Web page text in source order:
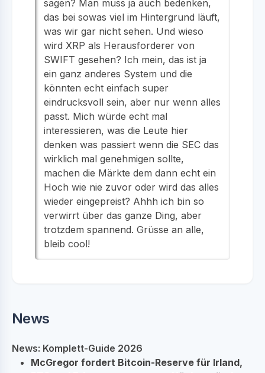
sagen? Man muss ja auch bedenken,
das bei sowas viel im Hintergrund läuft,
was wir gar nicht sehen. Und wieso
wird XRP als Herausforderer von
SWIFT gesehen? Ich mein, das ist ja
ein ganz anderes System und die
könnten echt einfach super
eindrucksvoll sein, aber nur wenn alles
passt. Mich würde echt mal
interessieren, was die Leute hier
denken was passiert wenn die SEC das
wirklich mal genehmigen sollte,
machen die Märkte dem dann echt ein
Hoch wie nie zuvor oder wird das alles
wieder eingepreist? Ahhh ich bin so
verwirrt über das ganze Ding, aber
trotzdem spannend. Grüsse an alle,
bleib cool!
News
News: Komplett-Guide 2026
McGregor fordert Bitcoin-Reserve für Irland,